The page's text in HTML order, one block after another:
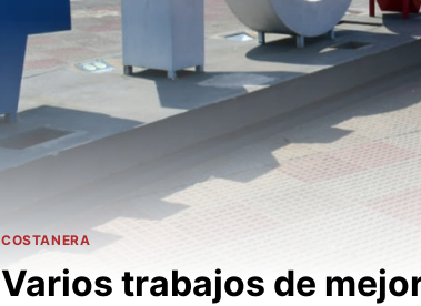
COSTANERA
Varios trabajos de